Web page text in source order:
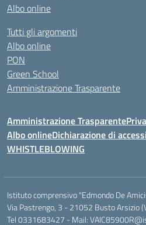
Albo online
Tutti gli argomenti
Albo online
PON
Green School
Amministrazione Trasparente
Amministrazione Trasparente
Albo onlineDichiarazione di
WHISTLEBLOWING
Istituto comprensivo "Edmondo De
Via Pastrengo, 3 - 21052 Busto Arsizio
Tel 0331683427 - Mail: